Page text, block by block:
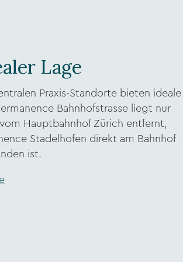
Lage
Praxis-Standorte bieten ideale
Bahnhofstrasse liegt nur
Hauptbahnhof Zürich entfernt,
Stadelhofen direkt am Bahnhof
ist.